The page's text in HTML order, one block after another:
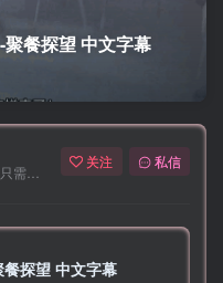
餐探望 中文字幕
关注 私信
探望 中文字幕